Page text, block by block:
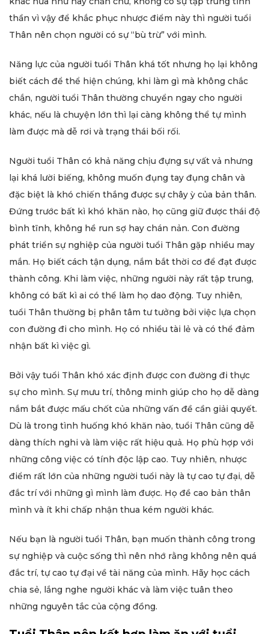
thần vì vậy để khắc phục nhược điểm này thì người tuổi
Thân nên chọn người có sự “bù trừ” với mình.
Năng lực của người tuổi Thân khá tốt nhưng họ lại không
biết cách để thể hiện chúng, khi làm gì mà không chắc
chắn, người tuổi Thân thường chuyển ngay cho người
khác, nếu là chuyện lớn thì lại càng không thể tự mình
làm được mà dễ rơi và trạng thái bối rối.
Người tuổi Thân có khả năng chịu đựng sự vất vả nhưng
lại khá lười biếng, không muốn đụng tay đụng chân và
đặc biệt là khó chiến thắng được sự chây ỳ của bản thân.
Đứng trước bất kì khó khăn nào, họ cũng giữ được thái độ
bình tĩnh, không hề run sợ hay chán nản. Con đường
phát triển sự nghiệp của người tuổi Thân gặp nhiều may
mắn. Họ biết cách tận dụng, nắm bắt thời cơ để đạt được
thành công. Khi làm việc, những người này rất tập trung,
không có bất kì ai có thể làm họ dao động. Tuy nhiên,
tuổi Thân thường bị phân tâm tư tưởng bởi việc lựa chọn
con đường đi cho mình. Họ có nhiều tài lẻ và có thể đảm
nhận bất kì việc gì.
Bởi vậy tuổi Thân khó xác định được con đường đi thực
sự cho mình. Sự mưu trí, thông minh giúp cho họ dễ dàng
nắm bắt được mấu chốt của những vấn đề cần giải quyết.
Dù là trong tình huống khó khăn nào, tuổi Thân cũng dễ
dàng thích nghi và làm việc rất hiệu quả. Họ phù hợp với
những công việc có tính độc lập cao. Tuy nhiên, nhược
điểm rất lớn của những người tuổi này là tự cao tự đại, dễ
đắc trí với những gì mình làm được. Họ đề cao bản thân
mình và ít khi chấp nhận thua kém người khác.
Nếu bạn là người tuổi Thân, bạn muốn thành công trong
sự nghiệp và cuộc sống thì nên nhớ rằng không nên quá
đắc trí, tự cao tự đại về tài năng của mình. Hãy học cách
chia sẻ, lắng nghe người khác và làm việc tuân theo
những nguyên tắc của cộng đồng.